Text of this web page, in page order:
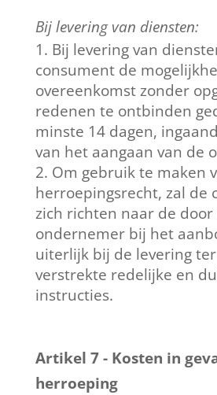
Bij levering van diensten:
Bij levering van
consument de
overeenkomst zonder
redenen te ontbinden
minste 14 dagen,
van het aangaan van de
Om gebruik te maken
herroepingsrecht, zal de
zich richten naar de door
ondernemer bij het
uiterlijk bij de levering
verstrekte redelijke en
instructies.
Artikel 7 - Kosten in
herroeping